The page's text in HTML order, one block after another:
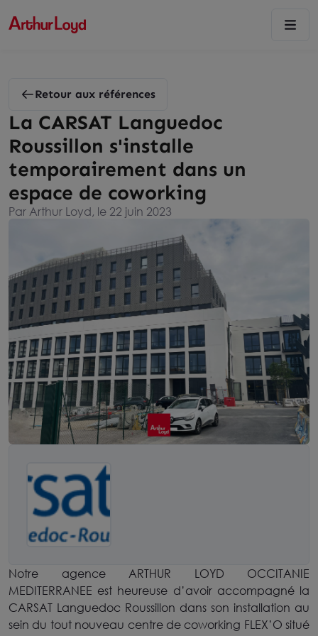
Retour aux références
La CARSAT Languedoc
Roussillon s'installe
temporairement dans un
espace de coworking
Par Arthur Loyd, le 22 juin 2023
Notre agence ARTHUR LOYD OCCITANIE
MEDITERRANEE est heureuse d’avoir accompagné la
CARSAT Languedoc Roussillon dans son installation au
sein du tout nouveau centre de coworking FLEX’O situé